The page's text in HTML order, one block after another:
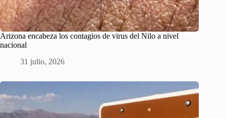
Arizona encabeza los contagios de virus del Nilo a nivel
nacional
31 julio, 2026